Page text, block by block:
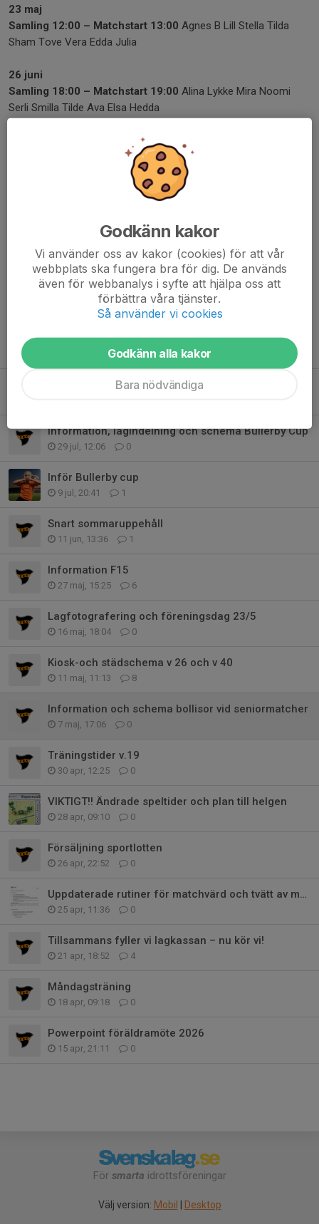
23 maj
Samling 12:00 – Matchstart 13:00 Agnes B Lill Stella Tilda
Sham Tove Vera Edda Julia
26 juni
Samling 18:00 – Matchstart 19:00 Alina Lykke Mira Noomi
Serli Smilla Tilde Ava Elsa Hedda
Samling 11:00 – Matchstart 12:00Wilma Alva Astrid Ayah
Kajsa Agnes S Molly Lea Isolde
Kommentarer
Tidigare nyheter
Tack alla för fantastiska dagar i Vimmerby!
Information, lagindelning och schema Bullerby Cup
29 jul, 12:06 0
Inför Bullerby cup
9 jul, 20:41 1
Snart sommaruppehåll
11 jun, 13:36 1
Information F15
27 maj, 15:25 6
Lagfotografering och föreningsdag 23/5
16 maj, 18:04 0
Kiosk-och städschema v 26 och v 40
11 maj, 11:13 8
Information och schema bollisor vid seniormatcher
7 maj, 17:06 0
Träningstider v.19
30 apr, 12:25 0
VIKTIGT!! Ändrade speltider och plan till helgen
28 apr, 09:10 0
Försäljning sportlotten
26 apr, 22:52 0
Uppdaterade rutiner för matchvärd och tvätt av matchställ
25 apr, 11:36 0
Tillsammans fyller vi lagkassan – nu kör vi!
21 apr, 18:52 4
Måndagsträning
18 apr, 09:18 0
Powerpoint föräldramöte 2026
15 apr, 21:11 0
För smarta idrottsföreningar
Välj version: Mobil | Desktop
Godkänn kakor
Vi använder oss av kakor (cookies) för att vår
webbplats ska fungera bra för dig. De används
även för webbanalys i syfte att hjälpa oss att
förbättra våra tjänster.
Så använder vi cookies
Godkänn alla kakor
Bara nödvändiga